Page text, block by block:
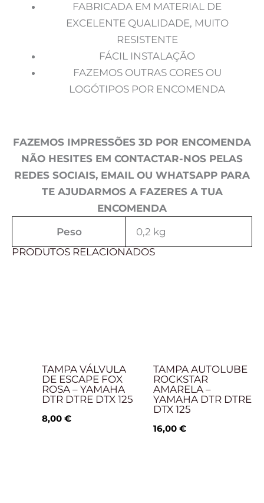
FABRICADA EM MATERIAL DE
EXCELENTE QUALIDADE, MUITO
RESISTENTE
FÁCIL INSTALAÇÃO
FAZEMOS OUTRAS CORES OU
LOGÓTIPOS POR ENCOMENDA
FAZEMOS IMPRESSÕES 3D POR ENCOMENDA
NÃO HESITES EM CONTACTAR-NOS PELAS
REDES SOCIAIS, EMAIL OU WHATSAPP PARA
TE AJUDARMOS A FAZERES A TUA
ENCOMENDA
Peso
0,2 kg
PRODUTOS RELACIONADOS
TAMPA VÁLVULA
DE ESCAPE FOX
ROSA – YAMAHA
DTR DTRE DTX 125
8,00 €
TAMPA AUTOLUBE
ROCKSTAR
AMARELA –
YAMAHA DTR DTRE
DTX 125
16,00 €